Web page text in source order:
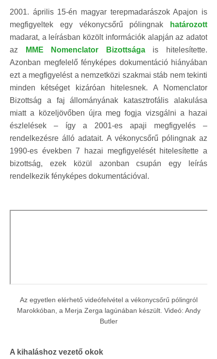
2001. április 15-én magyar terepmadarászok Apajon is
megfigyeltek egy vékonycsőrű pólingnak
határozott
madarat, a leírásban közölt információk alapján az adatot
az
MME Nomenclator Bizottságais hitelesítette.
Azonban megfelelő fényképes dokumentáció hiányában
ezt a megfigyelést a nemzetközi szakmai stáb nem tekinti
minden kétséget kizáróan hitelesnek. A Nomenclator
Bizottság a faj állományának katasztrofális alakulása
miatt a közeljövőben újra meg fogja vizsgálni a hazai
észlelések – így a 2001-es apaji megfigyelés –
rendelkezésre álló adatait. A vékonycsőrű pólingnak az
1990-es években 7 hazai megfigyelését hitelesítette a
bizottság, ezek közül azonban csupán egy leírás
rendelkezik fényképes dokumentációval.
Az egyetlen elérhető videófelvétel a vékonycsőrű pólingról
Marokkóban, a Merja Zerga lagúnában készült. Videó: Andy
Butler
A kihaláshoz vezető okok